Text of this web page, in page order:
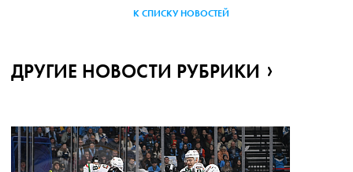
К СПИСКУ НОВОСТЕЙ
ДРУГИЕ НОВОСТИ РУБРИКИ